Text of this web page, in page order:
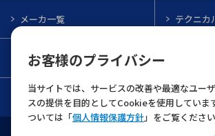
お客様のプライバシー
当サイトでは、サービスの改善や最適なユー
スの提供を目的としてCookieを使用していま
ついては「個人情報保護方針」をご覧ください
メーカ一覧 テクニカ
インフォメーション
お問い合わせ